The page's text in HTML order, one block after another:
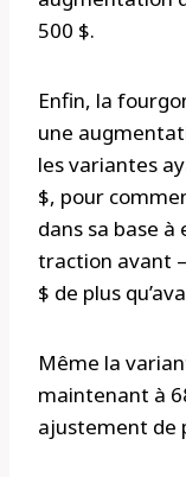
500 $.
Enfin, la
une
les variantes
$, pour
dans sa base
traction avant
$ de plus
Même la
maintenant à
ajustement de